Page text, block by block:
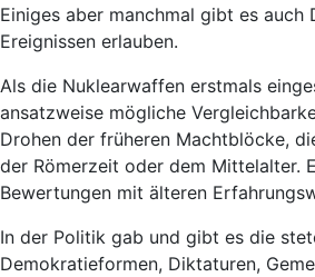
Einiges aber manchmal gibt es
Ereignissen erlauben.
Als die Nuklearwaffen erstmals
ansatzweise mögliche
Drohen der früheren Machtblöcke,
der Römerzeit oder dem Mittelalter.
Bewertungen mit älteren
In der Politik gab und gibt es die
Demokratieformen, Diktaturen,